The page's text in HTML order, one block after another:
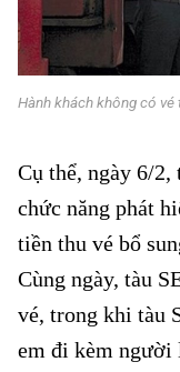
Hành khách không có vé
Cụ thể, ngày 6/
chức năng phát
tiền thu vé bổ
Cùng ngày, tàu
vé, trong khi tàu
em đi kèm người